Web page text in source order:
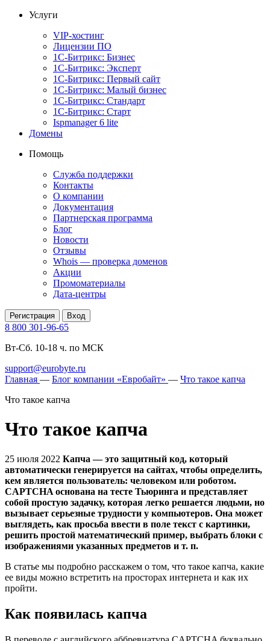
Услуги
VIP-хостинг
Лицензии ПО
1С-Битрикс: Бизнес
1С-Битрикс: Эксперт
1С-Битрикс: Первый сайт
1С-Битрикс: Малый бизнес
1С-Битрикс: Стандарт
1С-Битрикс: Старт
Ispmanager 6 lite
Домены
Помощь
Служба поддержки
Контакты
О компании
Документация
Партнерская программа
Блог
Новости
Отзывы
Whois — проверка доменов
Акции
Промоматериалы
Дата-центры
Регистрация Вход
8 800 301-96-65
Вт-Сб. 10-18 ч. по МСК
support@eurobyte.ru
Главная — Блог компании «Евробайт» — Что такое капча
Что такое капча
Что такое капча
25 июля 2022 Капча — это защитный код, который
автоматически генерируется на сайтах, чтобы определить,
кем является пользователь: человеком или роботом.
CAPTCHA основана на тесте Тьюринга и представляет
собой простую задачку, которая легко решается людьми, но
вызывает серьезные трудности у компьютеров. Она может
выглядеть, как просьба ввести в поле текст с картинки,
решить простой математический пример, выбрать блоки с
изображениями указанных предметов и т. п.
В статье мы подробно расскажем о том, что такое капча, какие
ее виды можно встретить на просторах интернета и как их
пройти.
Как появилась капча